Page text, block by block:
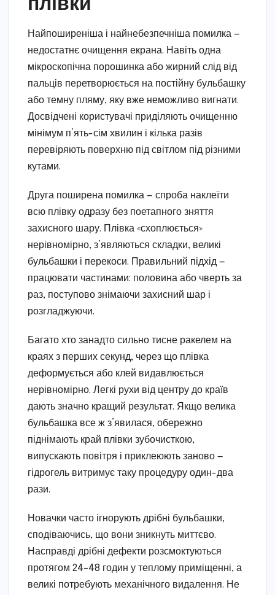
Найпоширеніша і найнебезпечніша помилка —
недостатнє очищення екрана. Навіть одна
мікроскопічна порошинка або жирний слід від
пальців перетворюється на постійну бульбашку
або темну пляму, яку вже неможливо вигнати.
Досвідчені користувачі приділяють очищенню
мінімум п’ять-сім хвилин і кілька разів
перевіряють поверхню під світлом під різними
кутами.
Друга поширена помилка — спроба наклеїти
всю плівку одразу без поетапного зняття
захисного шару. Плівка «схоплюється»
нерівномірно, з’являються складки, великі
бульбашки і перекоси. Правильний підхід —
працювати частинами: половина або чверть за
раз, поступово знімаючи захисний шар і
розгладжуючи.
Багато хто занадто сильно тисне ракелем на
краях з перших секунд, через що плівка
деформується або клей видавлюється
нерівномірно. Легкі рухи від центру до країв
дають значно кращий результат. Якщо велика
бульбашка все ж з’явилася, обережно
піднімають край плівки зубочисткою,
випускають повітря і приклеюють заново —
гідрогель витримує таку процедуру один-два
рази.
Новачки часто ігнорують дрібні бульбашки,
сподіваючись, що вони зникнуть миттєво.
Насправді дрібні дефекти розсмоктуються
протягом 24–48 годин у теплому приміщенні, а
великі потребують механічного видалення. Не